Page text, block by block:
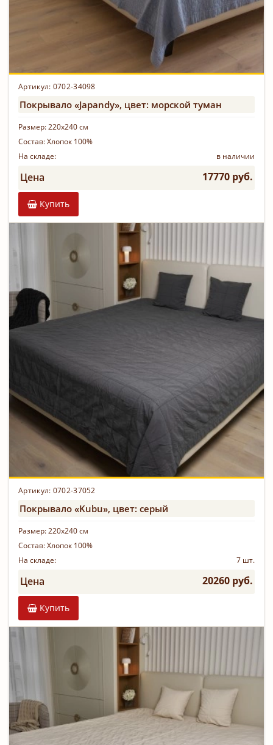
Артикул: 0702-34098
Покрывало «Japandy», цвет: морской туман
Размер:220х240 см
Состав:Хлопок 100%
На складе:
в наличии
Цена 17770 руб.
Купить
Артикул: 0702-37052
Покрывало «Kubu», цвет: серый
Размер:220х240 см
Состав:Хлопок 100%
На складе:
7 шт.
Цена 20260 руб.
Купить